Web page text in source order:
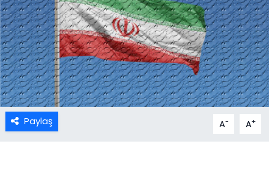
Paylaş A- A+